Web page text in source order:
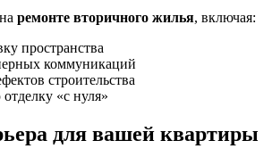
ремонте вторичного жилья, включая:
пространства
коммуникаций
строительства
«с нуля»
для вашей квартиры